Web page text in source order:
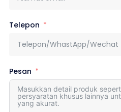
Telepon
Pesan